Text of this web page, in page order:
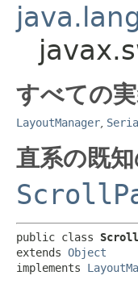
すべての
LayoutManager
直系の既
public class
extends Object
implements